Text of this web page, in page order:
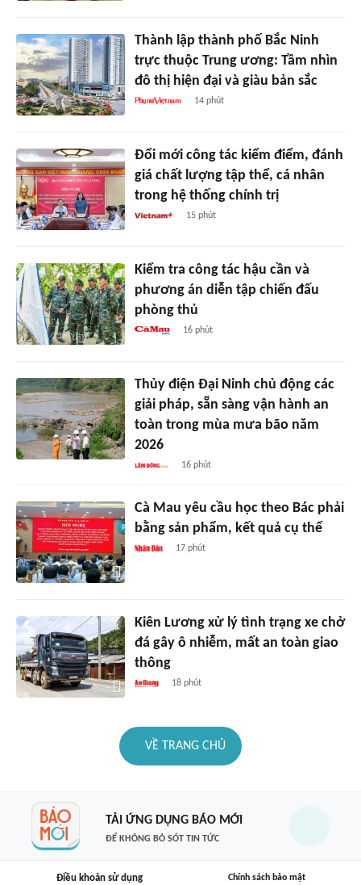
Thành lập thành phố Bắc Ninh
trực thuộc Trung ương: Tầm nhìn
đô thị hiện đại và giàu bản sắc
14 phút
Đổi mới công tác kiểm điểm, đánh
giá chất lượng tập thể, cá nhân
trong hệ thống chính trị
15 phút
Kiểm tra công tác hậu cần và
phương án diễn tập chiến đấu
phòng thủ
16 phút
Thủy điện Đại Ninh chủ động các
giải pháp, sẵn sàng vận hành an
toàn trong mùa mưa bão năm
2026
16 phút
Cà Mau yêu cầu học theo Bác phải
bằng sản phẩm, kết quả cụ thể
17 phút
Kiên Lương xử lý tình trạng xe chở
đá gây ô nhiễm, mất an toàn giao
thông
18 phút
VỀ TRANG CHỦ
TẢI ỨNG DỤNG BÁO MỚI
ĐỂ KHÔNG BỎ SÓT TIN TỨC
Điều khoản sử dụng Chính sách bảo mật